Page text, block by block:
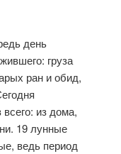
день
груза
ран и обид,
из дома,
19 лунные
ведь период